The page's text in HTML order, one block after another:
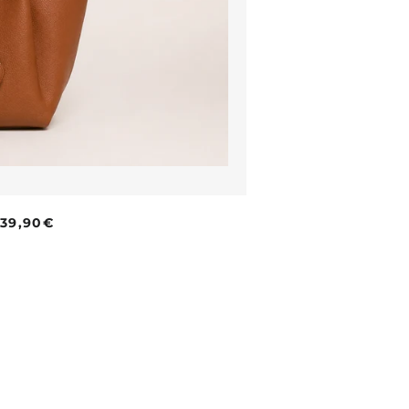
PRIX RÉGULIER
39,90€